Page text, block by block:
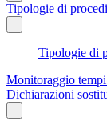
Tipologie di
Tipologie di
Monitoraggio
Dichiarazioni